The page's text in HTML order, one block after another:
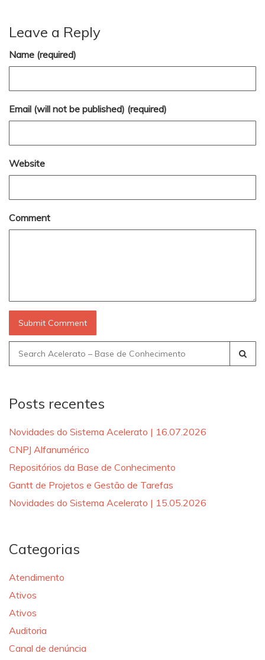
Leave a Reply
Name (required)
Email (will not be published) (required)
Website
Comment
Search
for:
Posts recentes
Novidades do Sistema Acelerato | 16.07.2026
CNPJ Alfanumérico
Repositórios da Base de Conhecimento
Gantt de Projetos e Gestão de Tarefas
Novidades do Sistema Acelerato | 15.05.2026
Categorias
Atendimento
Ativos
Ativos
Auditoria
Canal de denúncia